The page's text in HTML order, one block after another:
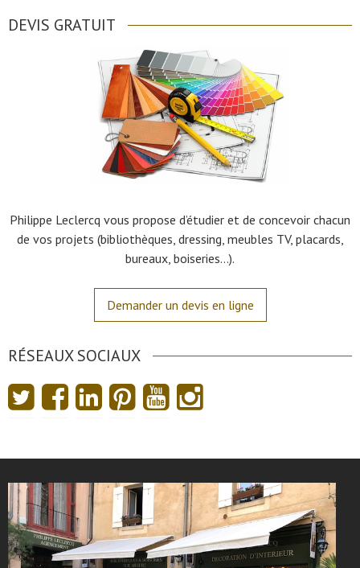
DEVIS GRATUIT
Philippe Leclercq vous propose d’étudier et de concevoir chacun
de vos projets (bibliothèques, dressing, meubles TV, placards,
bureaux, boiseries…).
Demander un devis en ligne
RÉSEAUX SOCIAUX